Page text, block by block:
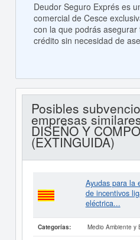
Deudor Seguro Exprés es
comercial de Cesce
con la que podrás
crédito sin necesidad de
Posibles
empresas
DISEÑO Y
(EXTINGUIDA)
Ayudas para la
de incentivos
eléctrica...
Categorías: Medio Ambiente y